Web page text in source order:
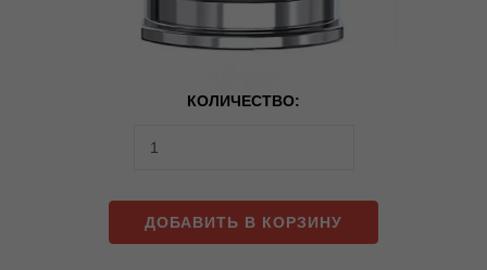
КОЛИЧЕСТВО:
ДОБАВИТЬ В КОРЗИНУ